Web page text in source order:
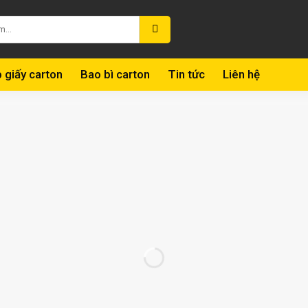
giấy carton Bao bì carton Tin tức Liên hệ